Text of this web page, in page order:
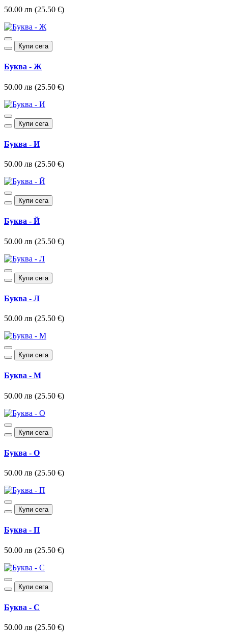
50.00 лв (25.50 €)
Купи сега
Буква - Ж
50.00 лв (25.50 €)
Купи сега
Буква - И
50.00 лв (25.50 €)
Купи сега
Буква - Й
50.00 лв (25.50 €)
Купи сега
Буква - Л
50.00 лв (25.50 €)
Купи сега
Буква - М
50.00 лв (25.50 €)
Купи сега
Буква - О
50.00 лв (25.50 €)
Купи сега
Буква - П
50.00 лв (25.50 €)
Купи сега
Буква - С
50.00 лв (25.50 €)